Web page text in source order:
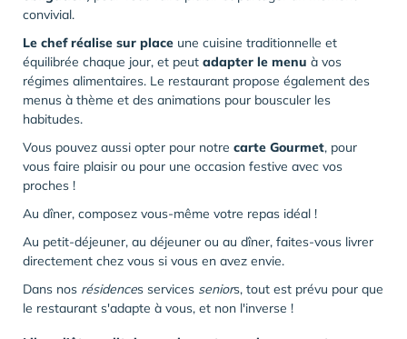
convivial.
Le chef réalise sur place une cuisine traditionnelle et
équilibrée chaque jour, et peut adapter le menu à vos
régimes alimentaires. Le restaurant propose également des
menus à thème et des animations pour bousculer les
habitudes.
Vous pouvez aussi opter pour notre carte Gourmet, pour
vous faire plaisir ou pour une occasion festive avec vos
proches !
Au dîner, composez vous-même votre repas idéal !
Au petit-déjeuner, au déjeuner ou au dîner, faites-vous livrer
directement chez vous si vous en avez envie.
Dans nos résidences services seniors, tout est prévu pour que
le restaurant s'adapte à vous, et non l'inverse !